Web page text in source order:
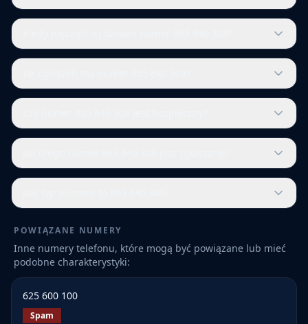
POWIĄZANE NUMERY
Inne numery telefonu, które mogą być powiązane lub mieć
podobne charakterystyki:
625 600 100
Spam